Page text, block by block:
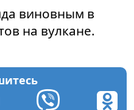
виновным в
на вулкане.